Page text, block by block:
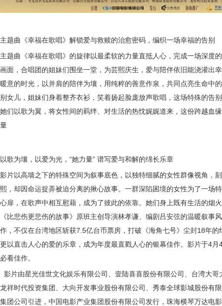
主题曲 《幸福在歌唱》解锁爱与救赎的治愈密码 ，编织一场幸福的告别
主题曲
《幸福在歌唱》的旋律以最柔软的力量直抵人心，完成一场深度
画面 ， 合唱团的姐妹们围坐一堂，为芸熙庆生 ， 爱与陪伴依旧能浇灌出
暖意的时光，以并肩的陪伴为壤，用纯粹的善意作泉，共同 点亮生命中的
别女儿，姐妹们身着整齐衣衫，笑着扬起脸庞放声歌唱，这场特殊的告
她们以歌为翼，将女性间的羁绊、对生活的热忱娓娓道来，这份跨越血
量
以歌为壤，以爱为光， “她力量” 谱写爱与和解的绵长乐章
影片以高墙之下的特殊空间为叙事底色，以独特细腻的女性群像视角 ，
熙，却因命运捉弄被迫分离的揪心故事。一群深陷困境的女性为了一场
心扉， 在歌声中相互慰藉 ，成为了彼此的依靠。 她们身上既有生活的烟
《比悲伤更悲伤的故事》原班主创导演林孝谦、编剧吕安弦的温暖叙事
作，不仅在台湾地区斩获7. 5亿台币票房，打破《海角七号》 尘封18年的
更以直击人心的爱的乐章 ，成为年度最直戳人心的银幕佳作。影片于4月
必看佳作。
影片由星光佳世文化娱乐有限公司、壹陆喜喜股份有限公司、台湾大
龙祥时代投资集团、大向开发事业股份有限公司、秀泰全球影城股份有
集团公司引进，中国电影产业集团股份有限公司发行，珠海横琴万达电